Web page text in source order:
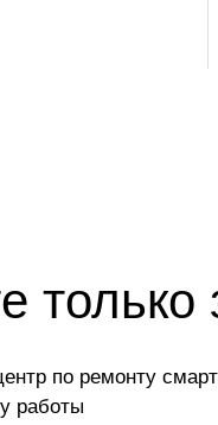
только
по ремонту
работы